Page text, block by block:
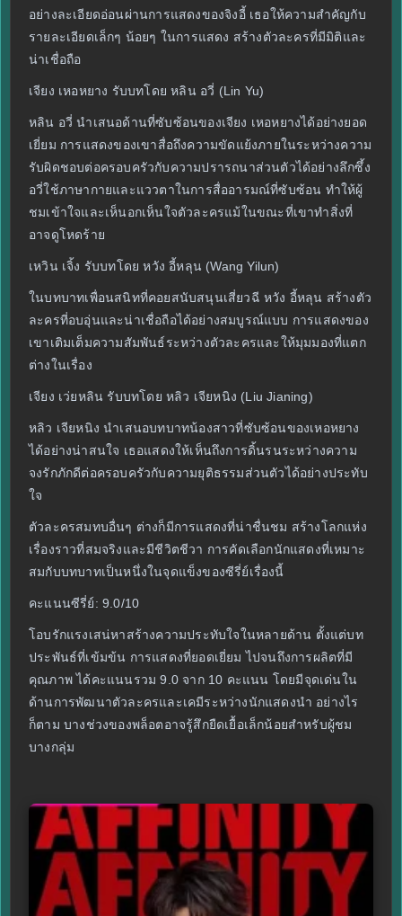
อย่างละเอียดอ่อนผ่านการแสดงของจิงอี้ เธอให้ความสำคัญกับ
รายละเอียดเล็กๆ น้อยๆ ในการแสดง สร้างตัวละครที่มีมิติและ
น่าเชื่อถือ
เจียง เหอหยาง รับบทโดย หลิน อวี่ (Lin Yu)
หลิน อวี่ นำเสนอด้านที่ซับซ้อนของเจียง เหอหยางได้อย่างยอด
เยี่ยม การแสดงของเขาสื่อถึงความขัดแย้งภายในระหว่างความ
รับผิดชอบต่อครอบครัวกับความปรารถนาส่วนตัวได้อย่างลึกซึ้ง
อวี่ใช้ภาษากายและแววตาในการสื่ออารมณ์ที่ซับซ้อน ทำให้ผู้
ชมเข้าใจและเห็นอกเห็นใจตัวละครแม้ในขณะที่เขาทำสิ่งที่
อาจดูโหดร้าย
เหวิน เจิ้ง รับบทโดย หวัง อี้หลุน (Wang Yilun)
ในบทบาทเพื่อนสนิทที่คอยสนับสนุนเสี่ยวฉี หวัง อี้หลุน สร้างตัว
ละครที่อบอุ่นและน่าเชื่อถือได้อย่างสมบูรณ์แบบ การแสดงของ
เขาเติมเต็มความสัมพันธ์ระหว่างตัวละครและให้มุมมองที่แตก
ต่างในเรื่อง
เจียง เว่ยหลิน รับบทโดย หลิว เจียหนิง (Liu Jianing)
หลิว เจียหนิง นำเสนอบทบาทน้องสาวที่ซับซ้อนของเหอหยาง
ได้อย่างน่าสนใจ เธอแสดงให้เห็นถึงการดิ้นรนระหว่างความ
จงรักภักดีต่อครอบครัวกับความยุติธรรมส่วนตัวได้อย่างประทับ
ใจ
ตัวละครสมทบอื่นๆ ต่างก็มีการแสดงที่น่าชื่นชม สร้างโลกแห่ง
เรื่องราวที่สมจริงและมีชีวิตชีวา การคัดเลือกนักแสดงที่เหมาะ
สมกับบทบาทเป็นหนึ่งในจุดแข็งของซีรี่ย์เรื่องนี้
คะแนนซีรี่ย์: 9.0/10
โอบรักแรงเสน่หาสร้างความประทับใจในหลายด้าน ตั้งแต่บท
ประพันธ์ที่เข้มข้น การแสดงที่ยอดเยี่ยม ไปจนถึงการผลิตที่มี
คุณภาพ ได้คะแนนรวม 9.0 จาก 10 คะแนน โดยมีจุดเด่นใน
ด้านการพัฒนาตัวละครและเคมีระหว่างนักแสดงนำ อย่างไร
ก็ตาม บางช่วงของพล็อตอาจรู้สึกยืดเยื้อเล็กน้อยสำหรับผู้ชม
บางกลุ่ม